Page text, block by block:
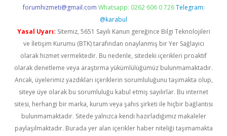
forumhizmeti@gmail.com Whatsapp: 0262 606 0 726 Telegram:
@karabul
Yasal Uyarı: Sitemiz, 5651 Sayılı Kanun gereğince Bilgi Teknolojileri
ve İletişim Kurumu (BTK) tarafından onaylanmış bir Yer Sağlayıcı
olarak hizmet vermektedir. Bu nedenle, sitedeki içerikleri proaktif
olarak denetleme veya araştırma yükümlülüğümüz bulunmamaktadır.
Ancak, üyelerimiz yazdıkları içeriklerin sorumluluğunu taşımakta olup,
siteye üye olarak bu sorumluluğu kabul etmiş sayılırlar. Bu internet
sitesi, herhangi bir marka, kurum veya şahıs şirketi ile hiçbir bağlantısı
bulunmamaktadır. Sitede yalnızca kendi hazırladığımız makaleler
paylaşılmaktadır. Burada yer alan içerikler haber niteliği taşımamakta